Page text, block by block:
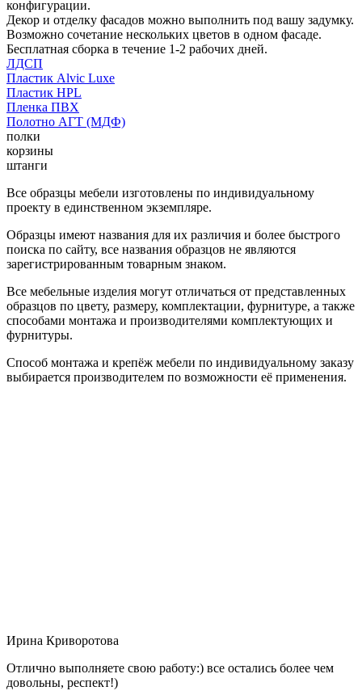
конфигурации.
Декор и отделку фасадов можно выполнить под вашу задумку.
Возможно сочетание нескольких цветов в одном фасаде.
Бесплатная сборка в течение 1-2 рабочих дней.
ЛДСП
Пластик Alvic Luxe
Пластик HPL
Пленка ПВХ
Полотно АГТ (МДФ)
полки
корзины
штанги
Все образцы мебели изготовлены по индивидуальному
проекту в единственном экземпляре.
Образцы имеют названия для их различия и более быстрого
поиска по сайту, все названия образцов не являются
зарегистрированным товарным знаком.
Все мебельные изделия могут отличаться от представленных
образцов по цвету, размеру, комплектации, фурнитуре, а также
способами монтажа и производителями комплектующих и
фурнитуры.
Способ монтажа и крепёж мебели по индивидуальному заказу
выбирается производителем по возможности её применения.
Ирина Криворотова
Отлично выполняете свою работу:) все остались более чем
довольны, респект!)